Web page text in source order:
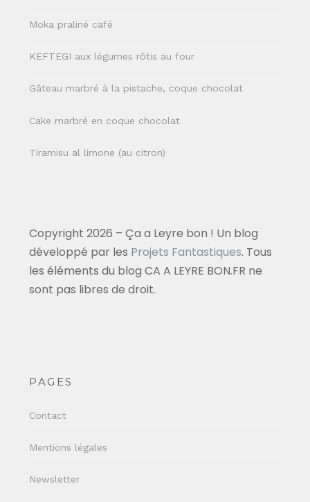
Moka praliné café
KEFTEGI aux légumes rôtis au four
Gâteau marbré à la pistache, coque chocolat
Cake marbré en coque chocolat
Tiramisu al limone (au citron)
Copyright 2026 – Ça a Leyre bon ! Un blog
développé par les Projets Fantastiques. Tous
les éléments du blog CA A LEYRE BON.FR ne
sont pas libres de droit.
PAGES
Contact
Mentions légales
Newsletter